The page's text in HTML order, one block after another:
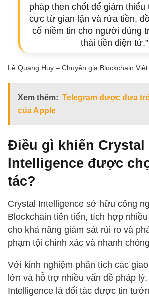
pháp then chốt để giảm thiểu
cực từ gian lận và rửa tiền,
cố niềm tin cho người dùng
thái tiền điện tử.”
Lê Quang Huy – Chuyên gia Blockchain
Xem thêm: Telegram được đưa
của Apple
Điều gì khiến Crystal
Intelligence được
tác?
Crystal Intelligence sở hữu công
Blockchain tiên tiến, tích hợp
cho khả năng giám sát rủi ro và
phạm tội chính xác và nhanh
Với kinh nghiệm phân tích các
lớn và hỗ trợ nhiều vấn đề pháp lý,
Intelligence là đối tác được tin